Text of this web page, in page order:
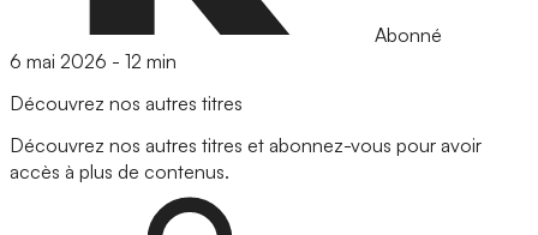
Abonné
6 mai 2026 - 12 min
Découvrez nos autres titres
Découvrez nos autres titres et abonnez-vous pour avoir
accès à plus de contenus.